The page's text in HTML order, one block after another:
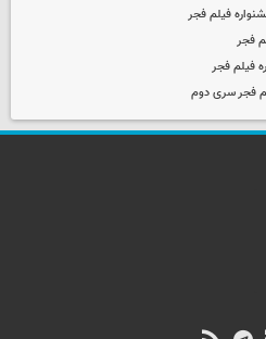
فیلم فجر
فجر
فیلم فجر
فجر سری دوم